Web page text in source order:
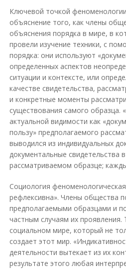
Ключевой точкой
объяснение того, как члены
объяснения порядка в мире, в
провели изучение техники, с
порядка: они используют
определенных аспектов
ситуации и контексте, или
качестве свидетельства,
и конкретные моменты
существования самого образца.
актуальной видимости как
пользу» предполагаемого
выводился из индивидуальных
документальные свидетельства
рассматриваемом образце;
Социология
рефлексивна». Члены общества
предполагаемыми образцами и
частным случаям их
социальном мире, который не
создает этот мир.
деятельности вытекает из их
результате этого любая